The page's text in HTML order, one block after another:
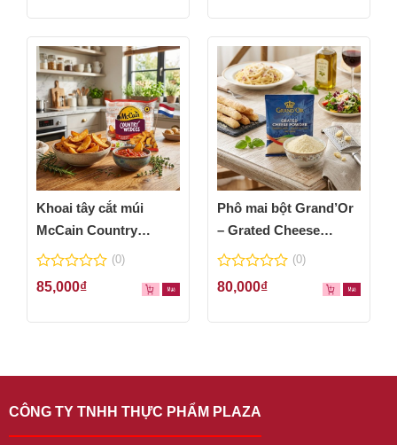
5
5
Khoai tây cắt múi
McCain Country
Wedges 600g
0
out
5
(0)
85,000₫
Phô mai bột Grand’Or
– Grated Cheese
Powder 100g
0
out
5
(0)
80,000₫
CÔNG TY TNHH THỰC PHẨM PLAZA